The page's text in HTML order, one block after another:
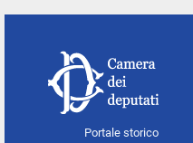
Portale storico